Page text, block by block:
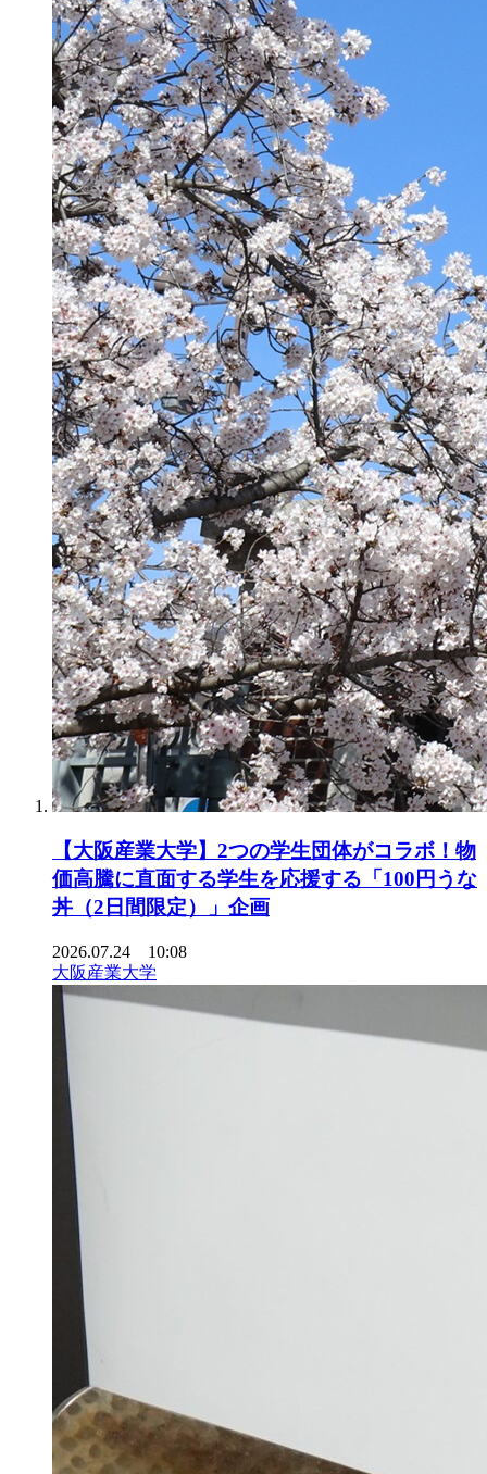
【大阪産業大学】2つの学生団体がコラボ！物
価高騰に直面する学生を応援する「100円うな
丼（2日間限定）」企画
2026.07.24 10:08
大阪産業大学